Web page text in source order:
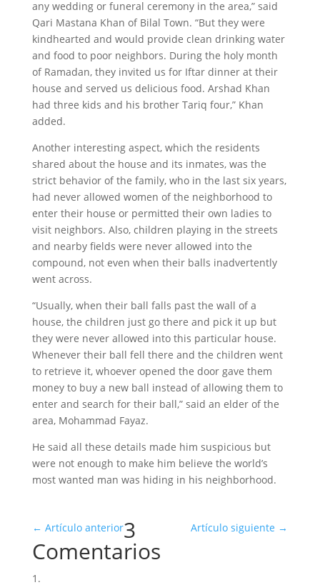
any wedding or funeral ceremony in the area,” said
Qari Mastana Khan of Bilal Town. “But they were
kindhearted and would provide clean drinking water
and food to poor neighbors. During the holy month
of Ramadan, they invited us for Iftar dinner at their
house and served us delicious food. Arshad Khan
had three kids and his brother Tariq four,” Khan
added.
Another interesting aspect, which the residents
shared about the house and its inmates, was the
strict behavior of the family, who in the last six years,
had never allowed women of the neighborhood to
enter their house or permitted their own ladies to
visit neighbors. Also, children playing in the streets
and nearby fields were never allowed into the
compound, not even when their balls inadvertently
went across.
“Usually, when their ball falls past the wall of a
house, the children just go there and pick it up but
they were never allowed into this particular house.
Whenever their ball fell there and the children went
to retrieve it, whoever opened the door gave them
money to buy a new ball instead of allowing them to
enter and search for their ball,” said an elder of the
area, Mohammad Fayaz.
He said all these details made him suspicious but
were not enough to make him believe the world’s
most wanted man was hiding in his neighborhood.
← Artículo anterior Artículo siguiente →
3
Comentarios